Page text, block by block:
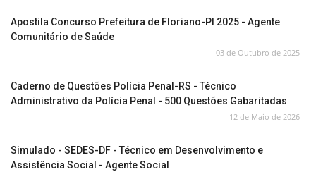
Apostila Concurso Prefeitura de Floriano-PI 2025 - Agente
Comunitário de Saúde
03 de Outubro de 2025
Caderno de Questões Polícia Penal-RS - Técnico
Administrativo da Polícia Penal - 500 Questões Gabaritadas
12 de Maio de 2026
Simulado - SEDES-DF - Técnico em Desenvolvimento e
Assistência Social - Agente Social